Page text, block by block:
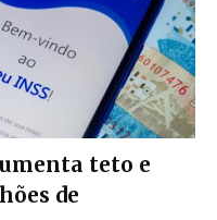
teto e
de